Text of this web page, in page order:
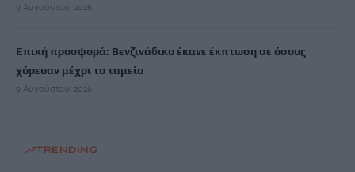
9 Αυγούστου, 2026
Επική προσφορά: Βενζινάδικο έκανε έκπτωση σε όσους
χόρευαν μέχρι το ταμείο
9 Αυγούστου, 2026
TRENDING